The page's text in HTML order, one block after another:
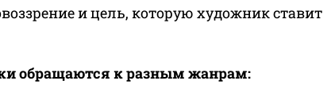
и цель, которую художник ставит
обращаются к разным жанрам: